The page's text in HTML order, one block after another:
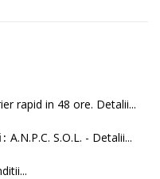
rapid in 48 ore. Detalii...
A.N.P.C. S.O.L. - Detalii...